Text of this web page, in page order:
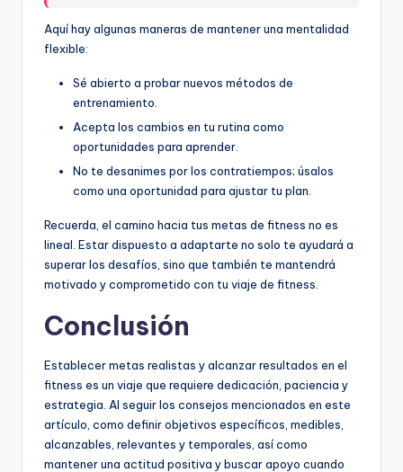
Aquí hay algunas maneras de mantener una mentalidad
flexible:
Sé abierto a probar nuevos métodos de
entrenamiento.
Acepta los cambios en tu rutina como
oportunidades para aprender.
No te desanimes por los contratiempos; úsalos
como una oportunidad para ajustar tu plan.
Recuerda, el camino hacia tus metas de fitness no es
lineal. Estar dispuesto a adaptarte no solo te ayudará a
superar los desafíos, sino que también te mantendrá
motivado y comprometido con tu viaje de fitness.
Conclusión
Establecer metas realistas y alcanzar resultados en el
fitness es un viaje que requiere dedicación, paciencia y
estrategia. Al seguir los consejos mencionados en este
artículo, como definir objetivos específicos, medibles,
alcanzables, relevantes y temporales, así como
mantener una actitud positiva y buscar apoyo cuando